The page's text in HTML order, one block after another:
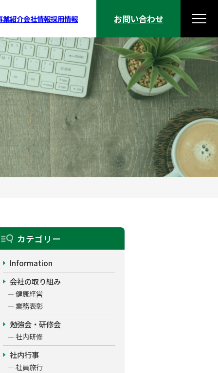
業紹介会社情報採用情報 お問い合わせ
カテゴリー
Information
会社の取り組み
健康経営
業務表彰
勉強会・研修会
社内研修
社内行事
社員旅行